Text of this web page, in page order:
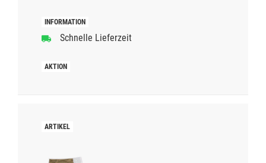
Schnelle Lieferzeit